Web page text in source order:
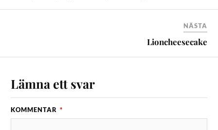
NÄSTA
Lioncheesecake
Lämna ett svar
KOMMENTAR *